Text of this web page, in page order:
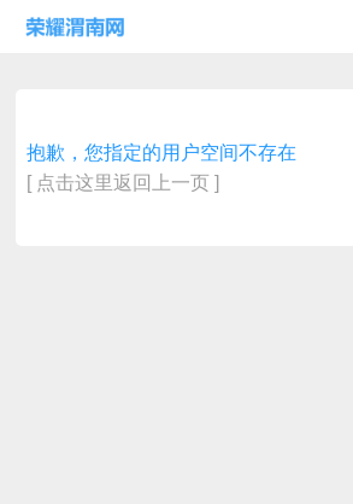
抱歉，您指定的用户空间不存在
[ 点击这里返回上一页 ]